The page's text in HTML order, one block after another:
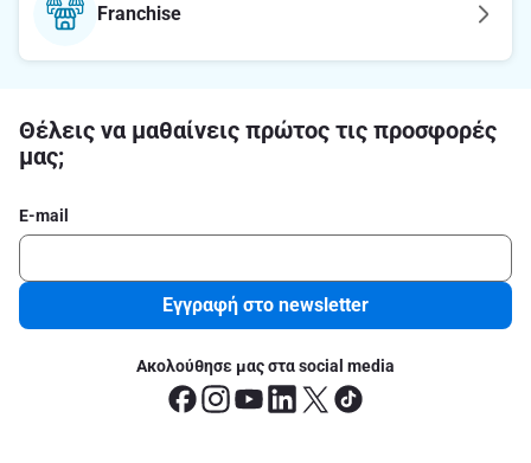
Franchise
Θέλεις να μαθαίνεις πρώτος τις προσφορές
μας;
E-mail
Εγγραφή στο newsletter
Ακολούθησε μας στα social media